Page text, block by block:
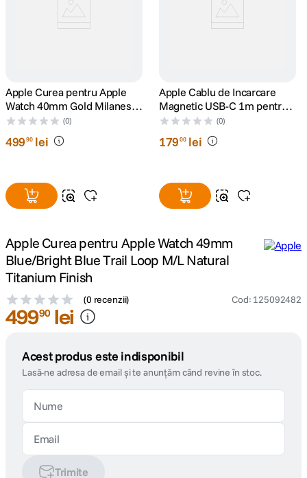
9. dji osmo
10 . insta 360
Apple Curea pentru Apple
Watch 40mm Gold Milanese
Loop
(0)
49990 lei
Apple Cablu de Incarcare
Magnetic USB-C 1m pentru
Apple Watch(0)
17900 lei
Apple Curea pentru Apple Watch 49mm
Blue/Bright Blue Trail Loop M/L Natural
Titanium Finish
(0 recenzii) Cod: 125092482
49990 lei
Acest produs este indisponibil
Lasă-ne adresa de email și te anunțăm când revine în stoc.
Trimite